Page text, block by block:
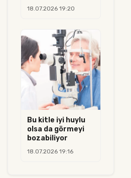
18.07.2026 19:20
Bu kitle iyi huylu
olsa da görmeyi
bozabiliyor
18.07.2026 19:16